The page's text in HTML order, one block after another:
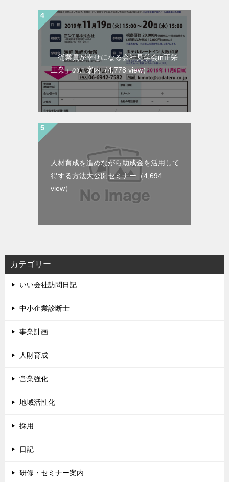
「従業員が幸せになる会社見学会in正栄
工業」のご案内（4,778 view）
人材育成を進めながら助成金を活用して
得する方法大公開セミナー （4,694
view）
カテゴリー
いい会社訪問日記
中小企業診断士
事業計画
人財育成
営業強化
地域活性化
採用
日記
研修・セミナー案内